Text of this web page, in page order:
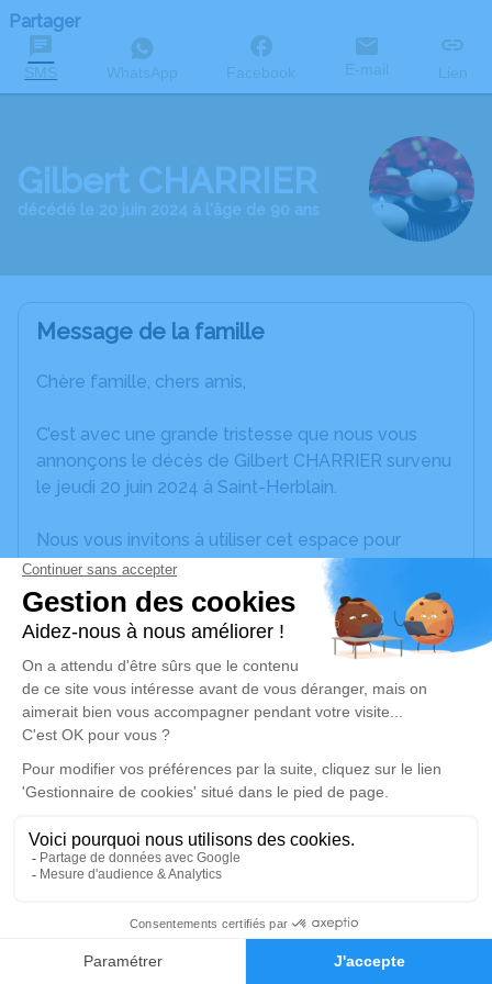
Faire-part Hommages
Partager
SMS WhatsApp Facebook E-mail Lien
Gilbert CHARRIER
décédé le 20 juin 2024 à l'âge de 90 ans
Message de la famille
Chère famille, chers amis,
C’est avec une grande tristesse que nous vous
annonçons le décès de Gilbert CHARRIER survenu
le jeudi 20 juin 2024 à Saint-Herblain.
Nous vous invitons à utiliser cet espace pour
laisser vos condoléances, partager des photos
souvenirs, une anecdote ou exprimer vos pensées
à travers des poèmes ou des textes. Cet endroit
est un lieu d'expression dédié à honorer la
mémoire de Gilbert CHARRIER.
Un service de plantation d’arbre hommage est
Cérémonie religieuse
Eglise Sainte Catherine de La Chapelle-sur-
Erdre